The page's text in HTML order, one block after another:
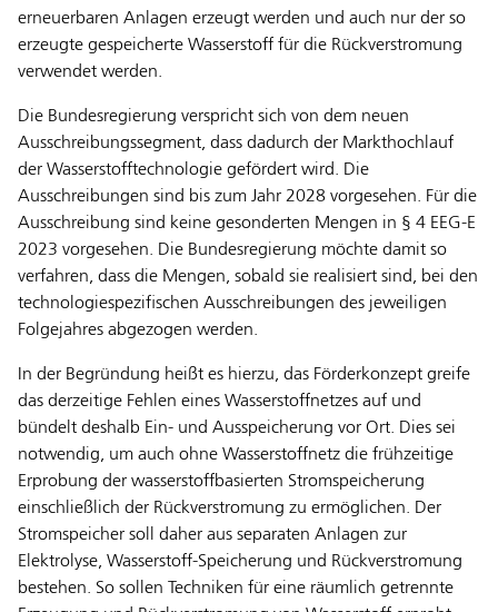
erneuerbaren Anlagen erzeugt werden und auch nur der so
erzeugte gespeicherte Wasserstoff für die Rückverstromung
verwendet werden.
Die Bundesregierung verspricht sich von dem neuen
Ausschreibungssegment, dass dadurch der Markthochlauf
der Wasserstofftechnologie gefördert wird. Die
Ausschreibungen sind bis zum Jahr 2028 vorgesehen. Für die
Ausschreibung sind keine gesonderten Mengen in § 4 EEG-E
2023 vorgesehen. Die Bundesregierung möchte damit so
verfahren, dass die Mengen, sobald sie realisiert sind, bei den
technologiespezifischen Ausschreibungen des jeweiligen
Folgejahres abgezogen werden.
In der Begründung heißt es hierzu, das Förderkonzept greife
das derzeitige Fehlen eines Wasserstoffnetzes auf und
bündelt deshalb Ein- und Ausspeicherung vor Ort. Dies sei
notwendig, um auch ohne Wasserstoffnetz die frühzeitige
Erprobung der wasserstoffbasierten Stromspeicherung
einschließlich der Rückverstromung zu ermöglichen. Der
Stromspeicher soll daher aus separaten Anlagen zur
Elektrolyse, Wasserstoff-Speicherung und Rückverstromung
bestehen. So sollen Techniken für eine räumlich getrennte